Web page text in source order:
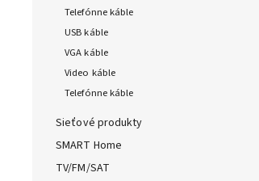
Telefónne káble
USB káble
VGA káble
Video káble
Telefónne káble
Sieťové produkty
SMART Home
TV/FM/SAT